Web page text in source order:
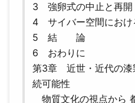
3 強卵式の中止と再開
4 サイバー空間におけ
5 結 論
6 おわりに
第3章 近世・近代の漆
続可能性
物質文化の視点から